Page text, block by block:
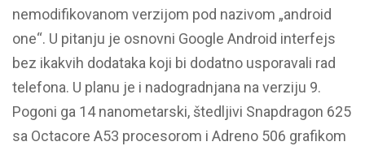
nemodifikovanom verzijom pod nazivom „android
one“. U pitanju je osnovni Google Android interfejs
bez ikakvih dodataka koji bi dodatno usporavali rad
telefona. U planu je i nadogradnjana na verziju 9.
Pogoni ga 14 nanometarski, štedljivi Snapdragon 625
sa Octacore A53 procesorom i Adreno 506 grafikom